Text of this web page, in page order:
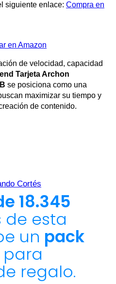
siguiente enlace: Compra en
de velocidad, capacidad
Tarjeta Archon
se posiciona como una
maximizar su tiempo y
de contenido.
18.345
de esta
un pack
para
regalo.